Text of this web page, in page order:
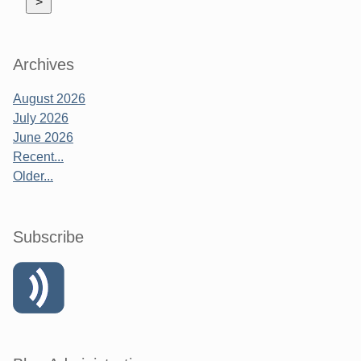
Archives
August 2026
July 2026
June 2026
Recent...
Older...
Subscribe